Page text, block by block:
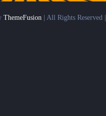
ThemeFusion | All Rights